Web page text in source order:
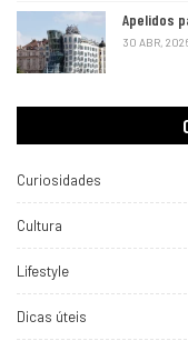
Apelidos
30 ABR,
Curiosidades
Cultura
Lifestyle
Dicas úteis